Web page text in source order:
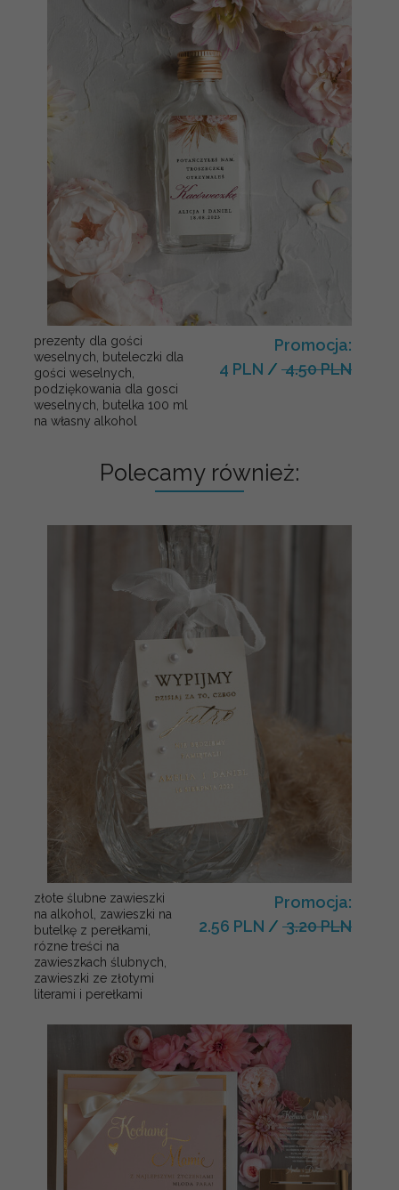
prezenty dla gości
weselnych, buteleczki dla
gości weselnych,
podziękowania dla gosci
weselnych, butelka 100 ml
na własny alkohol
Promocja:
4 PLN / 4.50 PLN
Polecamy również:
złote ślubne zawieszki
na alkohol, zawieszki na
butelkę z perełkami,
rózne treści na
zawieszkach ślubnych,
zawieszki ze złotymi
literami i perełkami
Promocja:
2.56 PLN / 3.20 PLN